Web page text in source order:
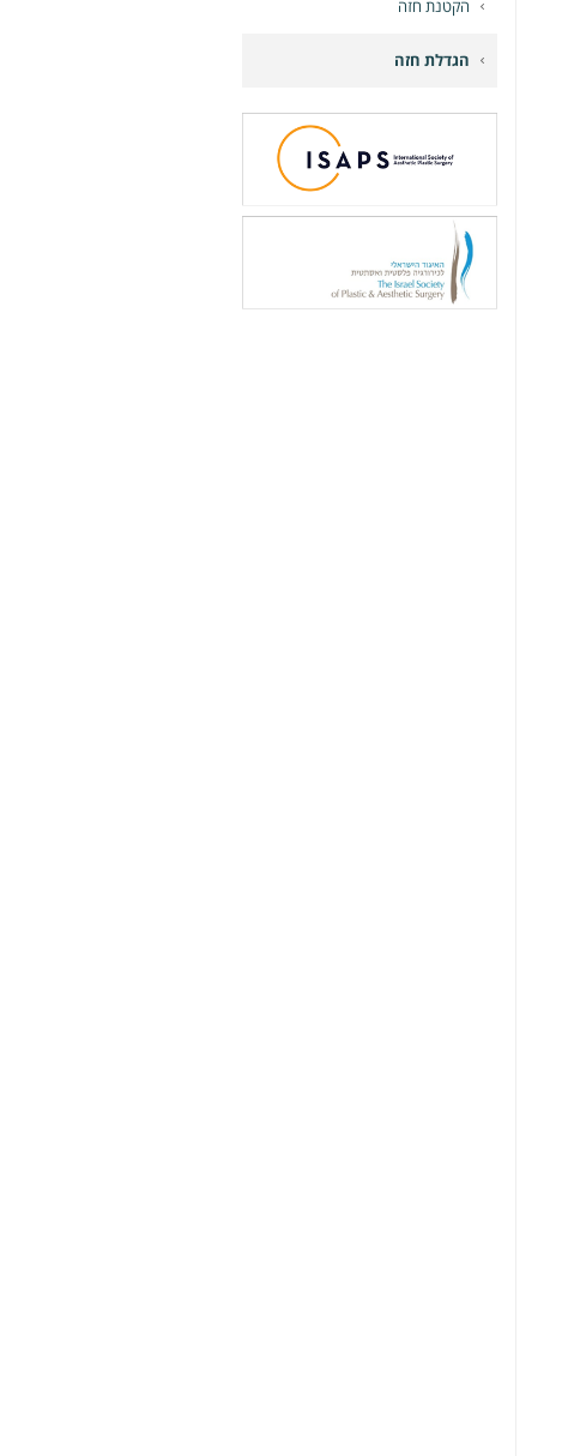
הקטנת חזה
הגדלת חזה